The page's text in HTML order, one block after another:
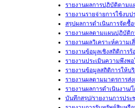
รายงานผลการปฏิบัติตามแ
รายงานรายจ่ายการใช้งบ
สรุปผลการดำเนินการจัดซื้
รายงานผลตามแผนปฏิบัติก
รายงานผลวิเคราะห์ความเ
รายงานข้อมูลเชิงสถิติการร้
รายงานประเมินความพึงพ
รายงานข้อมูลสถิติการให้บ
รายงานผลตามมาตรการส่
รายงานผลการดำเนินงาน/
บันทึกสรุป/รายงานการประ